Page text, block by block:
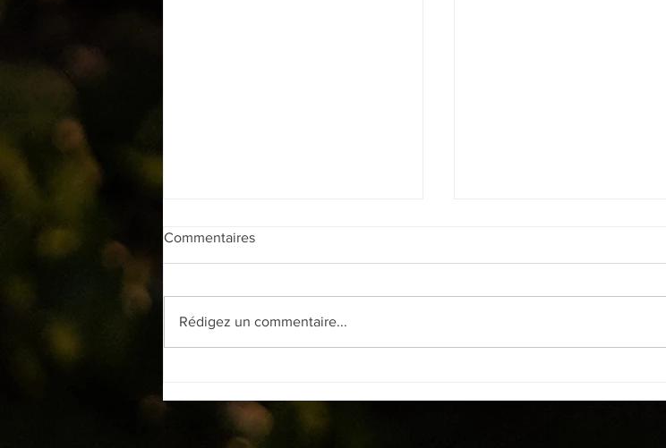
Réservez votre soirée !
Commentaires
Rédigez un commentaire...